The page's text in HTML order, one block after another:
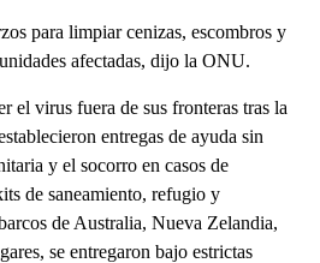
para limpiar cenizas, escombros y
afectadas, dijo la ONU.
el virus fuera de sus fronteras tras la
entregas de ayuda sin
y el socorro en casos de
de saneamiento, refugio y
de Australia, Nueva Zelandia,
se entregaron bajo estrictas